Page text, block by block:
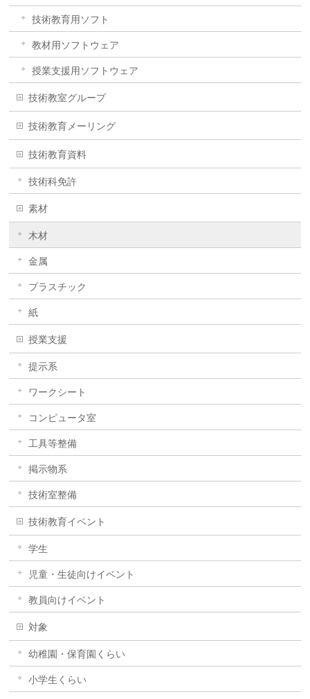
技術教育用ソフト
教材用ソフトウェア
授業支援用ソフトウェア
技術教室グループ
技術教育メーリング
技術教育資料
技術科免許
素材
木材
金属
プラスチック
紙
授業支援
提示系
ワークシート
コンピュータ室
工具等整備
掲示物系
技術室整備
技術教育イベント
学生
児童・生徒向けイベント
教員向けイベント
対象
幼稚園・保育園くらい
小学生くらい